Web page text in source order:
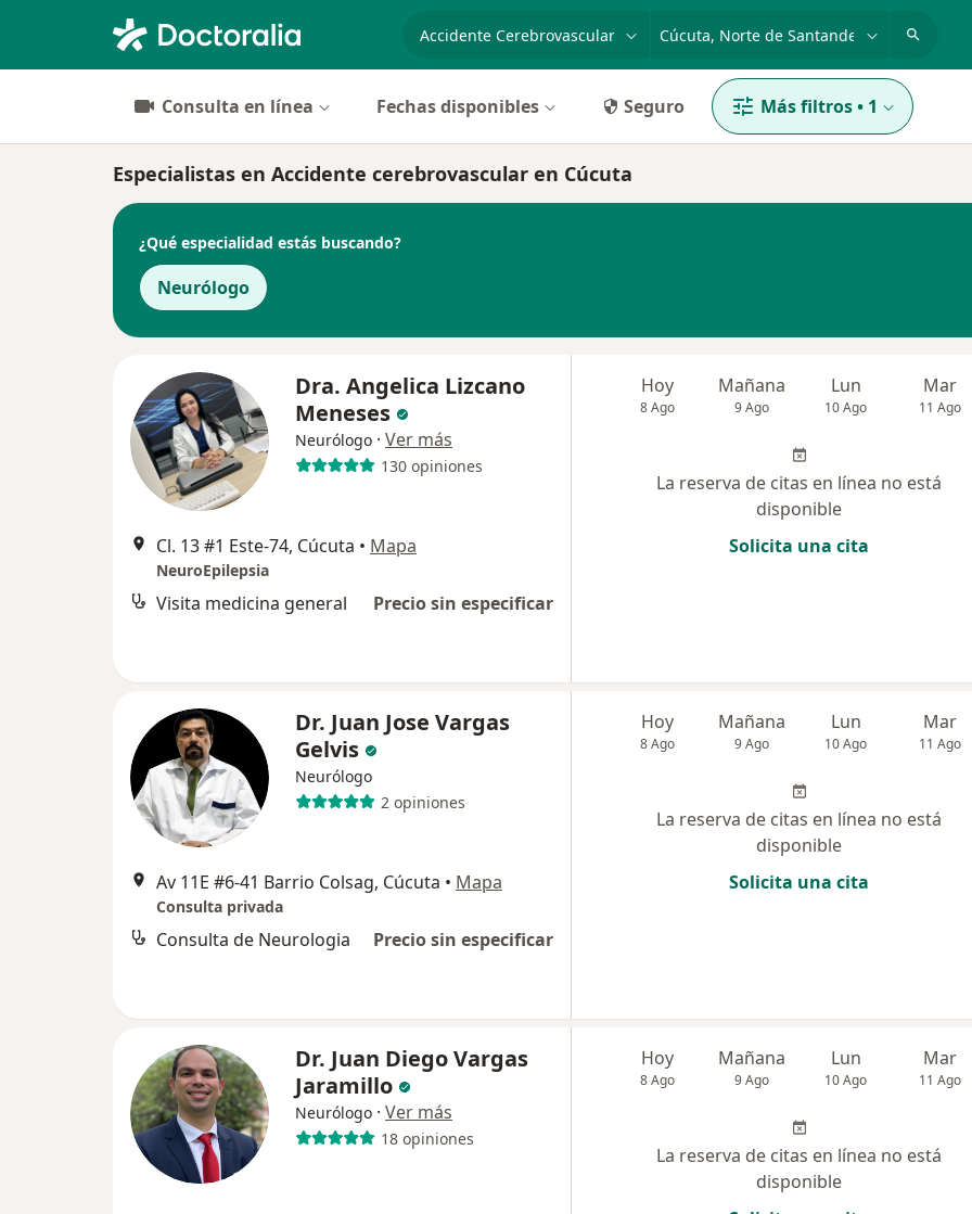
especialidad, enfermedad o nombrep. ej. Bogotá
Consulta en línea Fechas disponibles Seguro Más filtros• 1
Especialistas en Accidente cerebrovascular en Cúcuta
¿Qué especialidad estás buscando?
Neurólogo
Dra. Angelica Lizcano
Meneses
Neurólogo · Ver más
130 opiniones
Cl. 13 #1 Este-74, Cúcuta • Mapa
NeuroEpilepsia
Visita medicina general Precio sin especificar
Hoy
8 Ago
Mañana
9 Ago
Lun
10 Ago
Mar
11 Ago
La reserva de citas en línea no está
disponible
Solicita una cita
Dr. Juan Jose Vargas
Gelvis
Neurólogo
2 opiniones
Av 11E #6-41 Barrio Colsag, Cúcuta • Mapa
Consulta privada
Consulta de Neurologia Precio sin especificar
Hoy
8 Ago
Mañana
9 Ago
Lun
10 Ago
Mar
11 Ago
La reserva de citas en línea no está
disponible
Solicita una cita
Dr. Juan Diego Vargas
Jaramillo
Neurólogo · Ver más
18 opiniones
Hoy
8 Ago
Mañana
9 Ago
Lun
10 Ago
Mar
11 Ago
La reserva de citas en línea no está
disponible